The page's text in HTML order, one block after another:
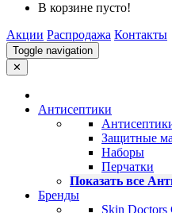
В корзине пусто!
Акции Распродажа Контакты
Toggle navigation
✕
Антисептики
Защитные
Наборы
Перчатки
Показать все
Бренды
Skin Doctors